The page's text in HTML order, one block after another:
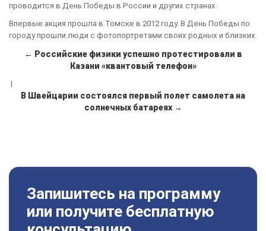
проводится в День Победы в России и других странах.
Впервые акция прошла в Томске в 2012 году. В День Победы по
городу прошли люди с фотопортретами своих родных и близких.
← Российские физики успешно протестировали в
Казани «квантовый телефон»
В Швейцарии состоялся первый полет самолета на
солнечных батареях →
Запишитесь на программу
или получите бесплатную